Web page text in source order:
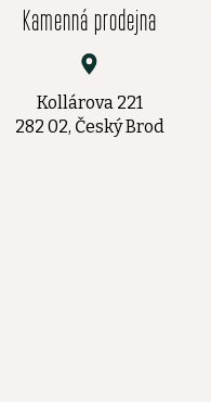
Kamenná prodejna
Kollárova 221
282 02, Český Brod